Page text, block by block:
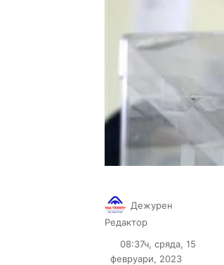
Дежурен
Редактор
X email
08:37ч, сряда, 15
февруари, 2023